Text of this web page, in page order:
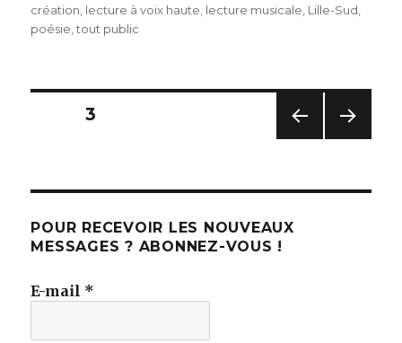
le
création lecture à voix haute lecture musicale Lille-Sud
poésie ,tout public
Navigation
articles
ÉDE
NTE
PAGE3
ANT
POUR RECEVOIR LES NOUVEAUX
MESSAGES ? ABONNEZ-VOUS !
E-mail *